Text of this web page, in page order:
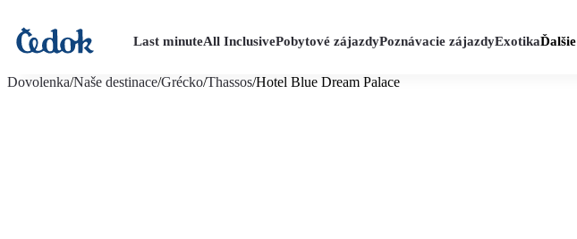
Last minuteAll InclusivePobytové zájazdyPoznávacie zájazdyExotikaĎalšie
Dovolenka/Naše destinace/Grécko/Thassos/Hotel Blue Dream Palace